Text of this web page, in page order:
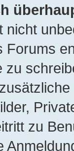
nicht
Forums
zu
zu